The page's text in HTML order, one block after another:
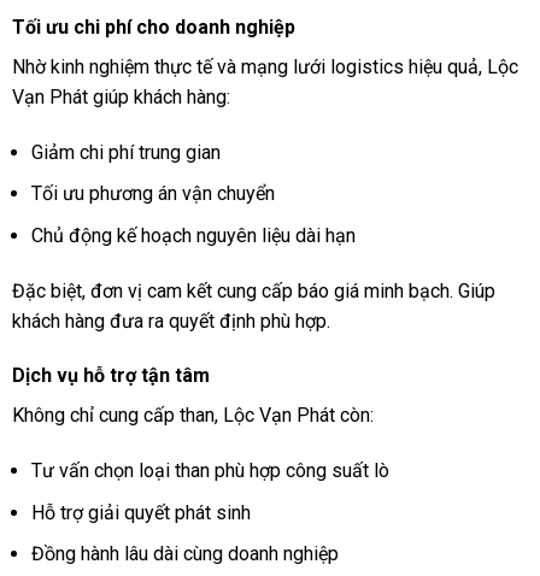
Tối ưu chi phí cho doanh nghiệp
Nhờ kinh nghiệm thực tế và mạng lưới logistics hiệu quả, Lộc
Vạn Phát giúp khách hàng:
Giảm chi phí trung gian
Tối ưu phương án vận chuyển
Chủ động kế hoạch nguyên liệu dài hạn
Đặc biệt, đơn vị cam kết cung cấp báo giá minh bạch. Giúp
khách hàng đưa ra quyết định phù hợp.
Dịch vụ hỗ trợ tận tâm
Không chỉ cung cấp than, Lộc Vạn Phát còn:
Tư vấn chọn loại than phù hợp công suất lò
Hỗ trợ giải quyết phát sinh
Đồng hành lâu dài cùng doanh nghiệp